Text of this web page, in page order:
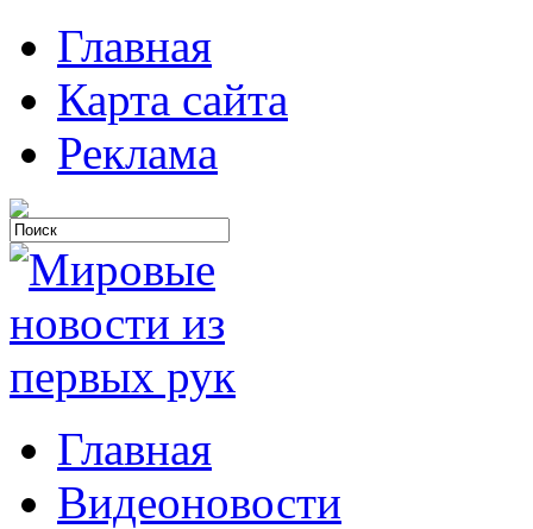
Главная
Карта сайта
Реклама
Главная
Видеоновости